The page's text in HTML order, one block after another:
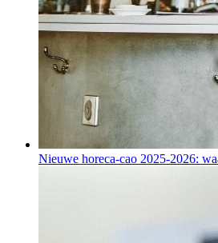
Nieuwe horeca-cao 2025-2026: